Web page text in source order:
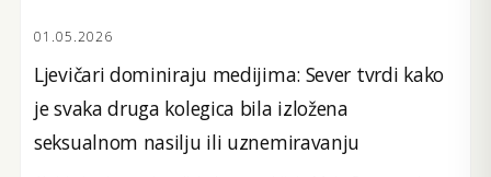
01.05.2026
Ljevičari dominiraju medijima: Sever tvrdi kako
je svaka druga kolegica bila izložena
seksualnom nasilju ili uznemiravanju